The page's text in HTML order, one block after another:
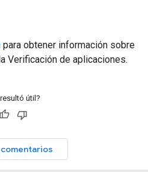
para obtener información sobre
Verificación de aplicaciones.
resultó útil?
comentarios